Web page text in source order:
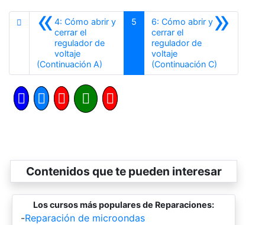
«4: Cómo abrir y
cerrar el
regulador de
voltaje
(Continuación A)
5 »
6: Cómo abrir y
cerrar el
regulador de
voltaje
(Continuación C)Siguiente
Contenidos que te pueden interesar
Los cursos más populares de Reparaciones:
-Reparación de microondas